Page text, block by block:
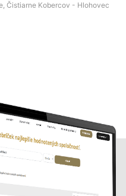
Čistiarne Kobercov - Hlohovec